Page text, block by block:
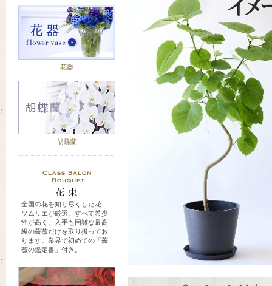
花器
胡蝶蘭
全国の花を知り尽くした花
ソムリエが厳選。すべて希少
性が高く、入手も困難な最高
級の薔薇だけを取り扱ってお
ります。業界で初めての「薔
薇の鑑定書」付き。